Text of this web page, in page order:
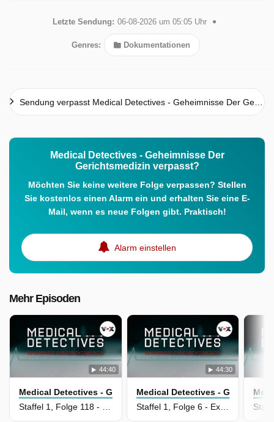
Letzte Sendung: 06-08-2026 um 05:05 Uhr
Genres: Dokumentationen
Sendung verpasst Medical Detectives - Geheimnisse Der Gerichtsmedizin
Medical Detectives - Geheimnisse Der
Gerichtsmedizin verpasst?
Möchten Sie keine weitere Folge verpassen? Stellen
Sie kostenlos einen Alarm ein und erhalten Sie eine E-
Mail, wenn es neue Folgen gibt. Praktisch!
Alarm einstellen
Mehr Episoden
44:40
Medical Detectives - Geheimnisse Der Gerichtsmedizin
Staffel 1, Folge 118 - In Schuss und Asche
44:30
Medical Detectives -
Staffel 1, Folge 6 - Explosive Botschaft